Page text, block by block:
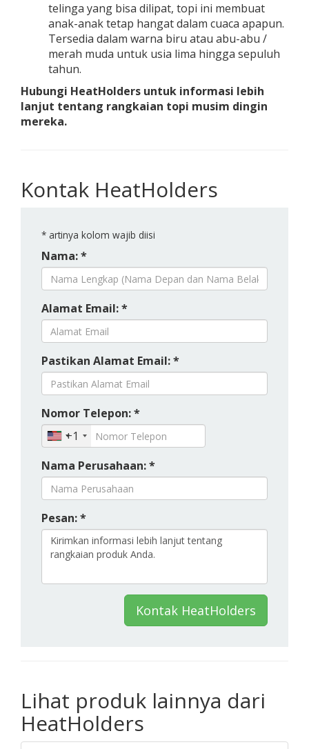
telinga yang bisa dilipat, topi ini membuat
anak-anak tetap hangat dalam cuaca apapun.
Tersedia dalam warna biru atau abu-abu /
merah muda untuk usia lima hingga sepuluh
tahun.
Hubungi HeatHolders untuk informasi lebih
lanjut tentang rangkaian topi musim dingin
mereka.
Kontak HeatHolders
* artinya kolom wajib diisi
Nama: *
Alamat Email: *
Pastikan Alamat Email: *
Nomor Telepon: *
+1
Nama Perusahaan: *
Pesan: *
Kontak HeatHolders
Lihat produk lainnya dari
HeatHolders